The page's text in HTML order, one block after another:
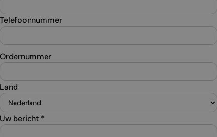
Telefoonnummer
Ordernummer
Land
Uw bericht *